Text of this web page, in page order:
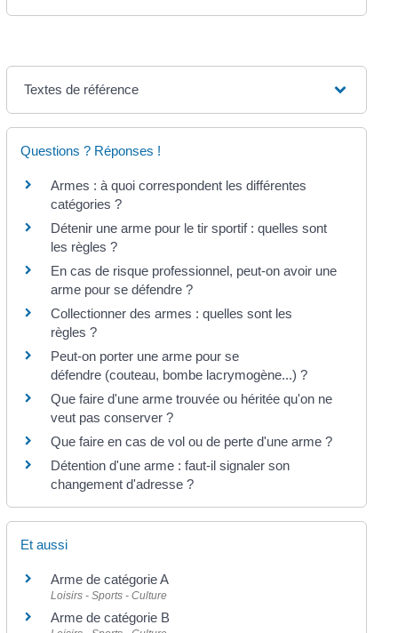
Textes de référence
Questions ? Réponses !
Armes : à quoi correspondent les différentes
catégories ?
Détenir une arme pour le tir sportif : quelles sont
les règles ?
En cas de risque professionnel, peut-on avoir une
arme pour se défendre ?
Collectionner des armes : quelles sont les
règles ?
Peut-on porter une arme pour se
défendre (couteau, bombe lacrymogène...) ?
Que faire d'une arme trouvée ou héritée qu'on ne
veut pas conserver ?
Que faire en cas de vol ou de perte d'une arme ?
Détention d'une arme : faut-il signaler son
changement d'adresse ?
Et aussi
Arme de catégorie A
Loisirs - Sports - Culture
Arme de catégorie B